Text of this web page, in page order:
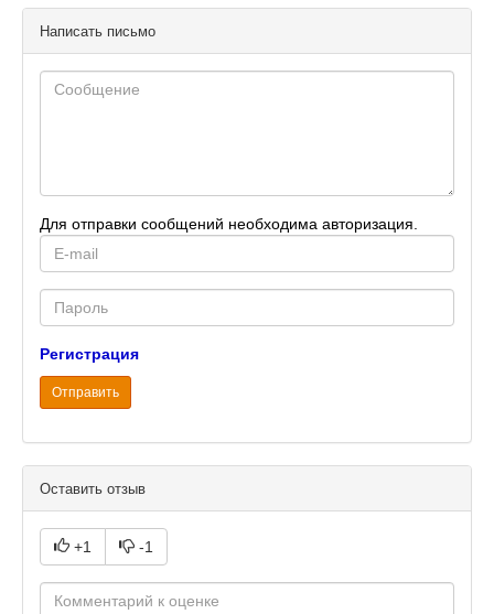
Написать письмо
Для отправки сообщений необходима авторизация.
mail
Password
Регистрация
Отправить
Оставить отзыв
+1 -1